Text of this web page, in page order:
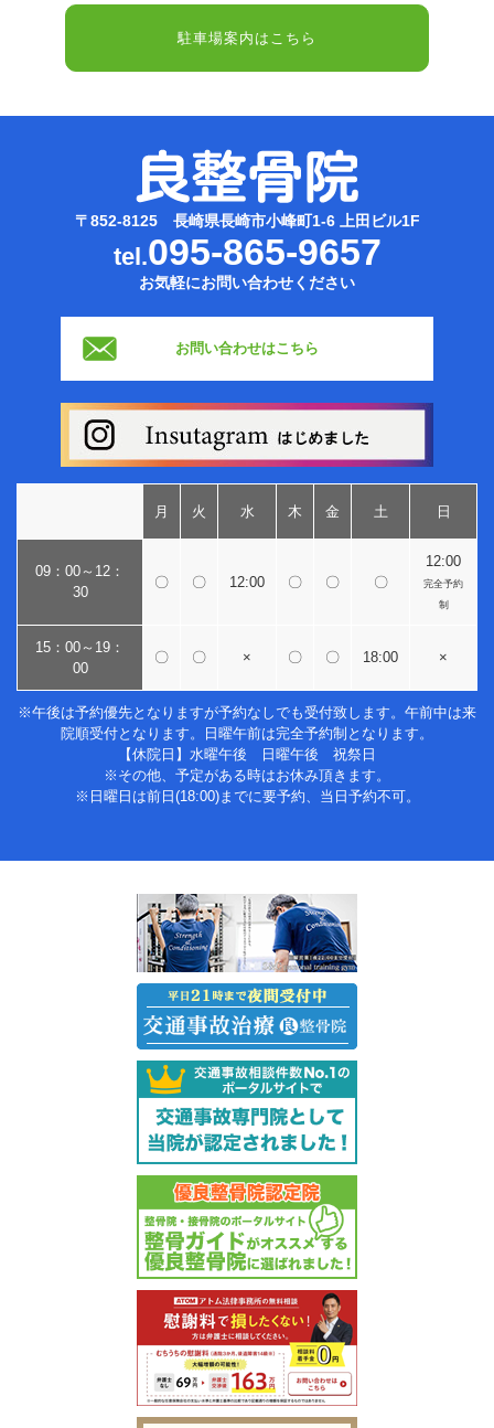
駐車場案内はこちら
〒852-8125 長崎県長崎市小峰町1-6 上田ビル1F
tel.095-865-9657
お気軽にお問い合わせください
お問い合わせはこちら
月 火 水 木 金 土 日
09：00～12：
30
〇 〇 12:00 〇 〇 〇
12:00
完全予約
制
15：00～19：
00
〇 〇 × 〇 〇 18:00 ×
※午後は予約優先となりますが予約なしでも受付致します。午前中は来
院順受付となります。日曜午前は完全予約制となります。
【休院日】水曜午後 日曜午後 祝祭日
※その他、予定がある時はお休み頂きます。
※日曜日は前日(18:00)までに要予約、当日予約不可。